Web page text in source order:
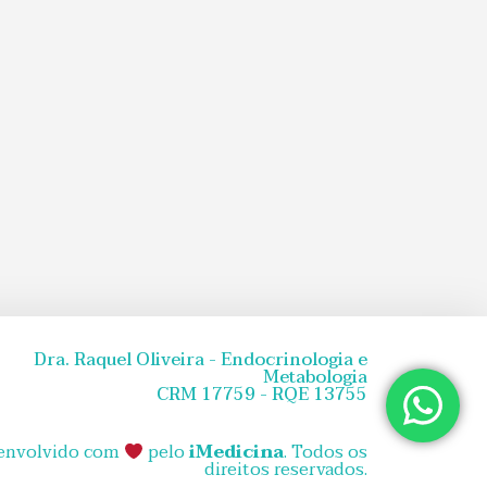
Dra. Raquel Oliveira - Endocrinologia e
Metabologia
CRM 17759 - RQE 13755
com
peloiMedicina. Todos os
direitos reservados.